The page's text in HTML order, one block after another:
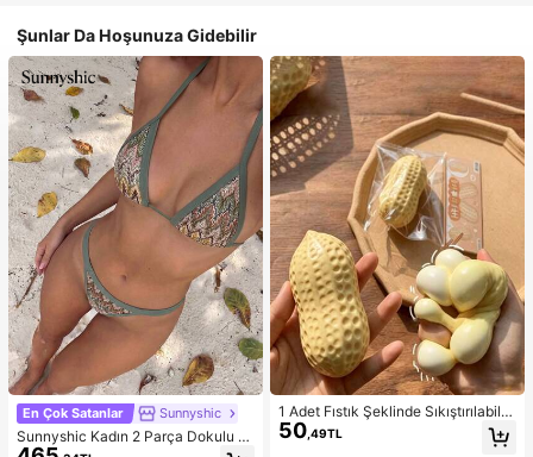
Şunlar Da Hoşunuza Gidebilir
En Çok Satanlar Sunnyshic
Sunnyshic Kadın 2 Parça Dokulu Ör
gü Bikini Seti, Çok Renkli Dekolteli
1 Adet Fıstık Şeklinde Sıkıştırılabilir
Stres Oyuncağı, Ofis Rahatlaması v
e Parti Etkileşimi İçin Uygun, Doğu
50 ,49TL